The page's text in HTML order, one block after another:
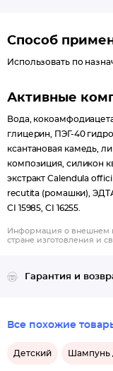
Способ
Использовать по
Активные
Вода,
глицерин, ПЭГ-40
ксантановая камедь,
композиция, силикон
экстракт Calendula
recutita (ромашки),
CI 15985, CI 16255.
Информация о внешнем
стране изготовления и
Гарантия и
Все похожие
Детский Шампунь